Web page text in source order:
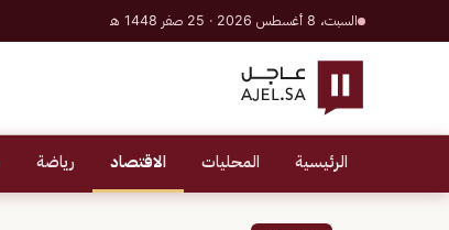
السبت، 8 أغسطس 2026 · 25 صفر 1448 هـ
الرئيسية المحليات الاقتصاد رياضة